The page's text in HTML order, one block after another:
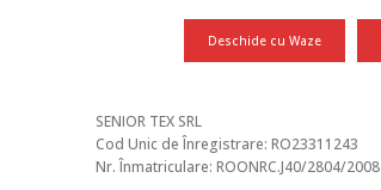
Deschide cu Waze
SENIOR TEX SRL
Cod Unic de Înregistrare: RO23311243
Nr. Înmatriculare: ROONRC.J40/2804/2008